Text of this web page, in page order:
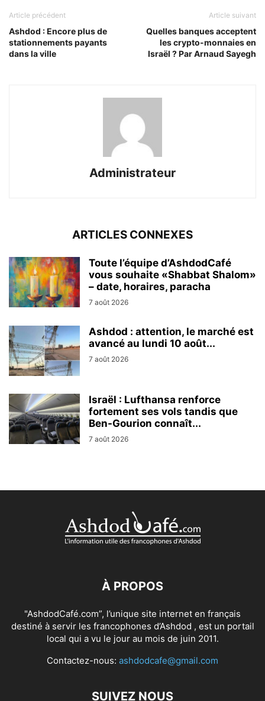
Article précédent
Ashdod : Encore plus de
stationnements payants
dans la ville
Article suivant
Quelles banques acceptent
les crypto-monnaies en
Israël ? Par Arnaud Sayegh
Administrateur
ARTICLES CONNEXES
Toute l’équipe d’AshdodCafé
vous souhaite «Shabbat Shalom»
– date, horaires, paracha
7 août 2026
Ashdod : attention, le marché est
avancé au lundi 10 août...
7 août 2026
Israël : Lufthansa renforce
fortement ses vols tandis que
Ben-Gourion connaît...
7 août 2026
À PROPOS
"AshdodCafé.com”, l’unique site internet en français
destiné à servir les francophones d’Ashdod , est un portail
local qui a vu le jour au mois de juin 2011.
Contactez-nous: ashdodcafe@gmail.com
SUIVEZ NOUS